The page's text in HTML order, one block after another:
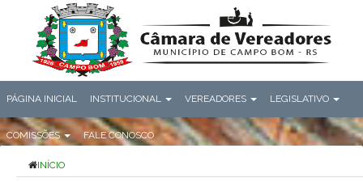
PÁGINA INICIAL INSTITUCIONAL VEREADORES LEGISLATIVO
COMISSÕES FALE CONOSCO
INÍCIO